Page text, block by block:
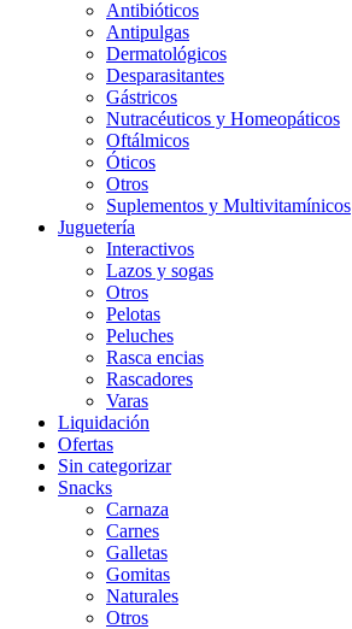
Antibióticos
Antipulgas
Dermatológicos
Desparasitantes
Gástricos
Nutracéuticos y Homeopáticos
Oftálmicos
Óticos
Otros
Suplementos y Multivitamínicos
Juguetería
Interactivos
Lazos y sogas
Otros
Pelotas
Peluches
Rasca encias
Rascadores
Varas
Liquidación
Ofertas
Sin categorizar
Snacks
Carnaza
Carnes
Galletas
Gomitas
Naturales
Otros